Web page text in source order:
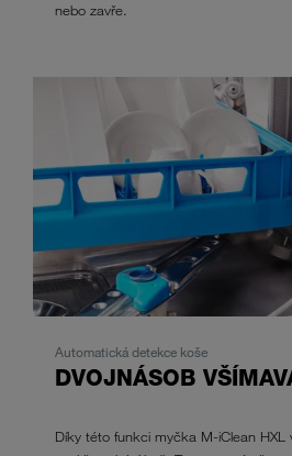
nebo zavře.
Automatická detekce koše
DVOJNÁSOB
Díky této funkci myčka M-iClean HXL